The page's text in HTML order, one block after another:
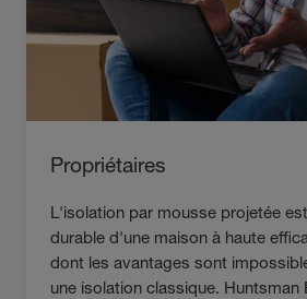
Propriétaires
L'isolation par mousse projetée
durable d'une maison à haute
dont les avantages sont
une isolation classique. Huntsman